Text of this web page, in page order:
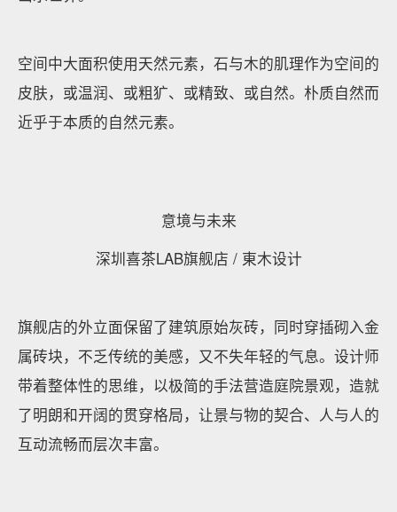
空间中大面积使用天然元素，石与木的肌理作为空间的
皮肤，或温润、或粗犷、或精致、或自然。朴质自然而
近乎于本质的自然元素。
意境与未来
深圳喜茶LAB旗舰店 / 東木设计
旗舰店的外立面保留了建筑原始灰砖，同时穿插砌入金
属砖块，不乏传统的美感，又不失年轻的气息。设计师
带着整体性的思维，以极简的手法营造庭院景观，造就
了明朗和开阔的贯穿格局，让景与物的契合、人与人的
互动流畅而层次丰富。